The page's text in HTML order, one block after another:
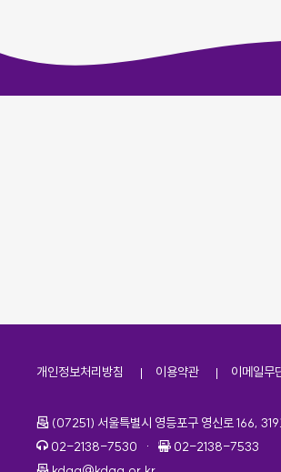
개인정보처리방침 이용약관 이메일무
주소
(07251) 서울특별시 영등포구 영신로 166,
전화번호
02-2138-7530 · 팩스번호
02-2138-7533